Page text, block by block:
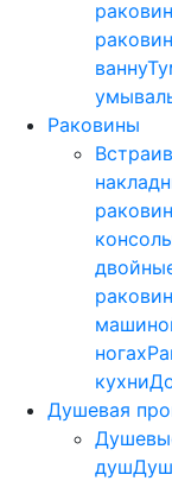
ванну
Раковины
ногах
кухни
Душевая
душ